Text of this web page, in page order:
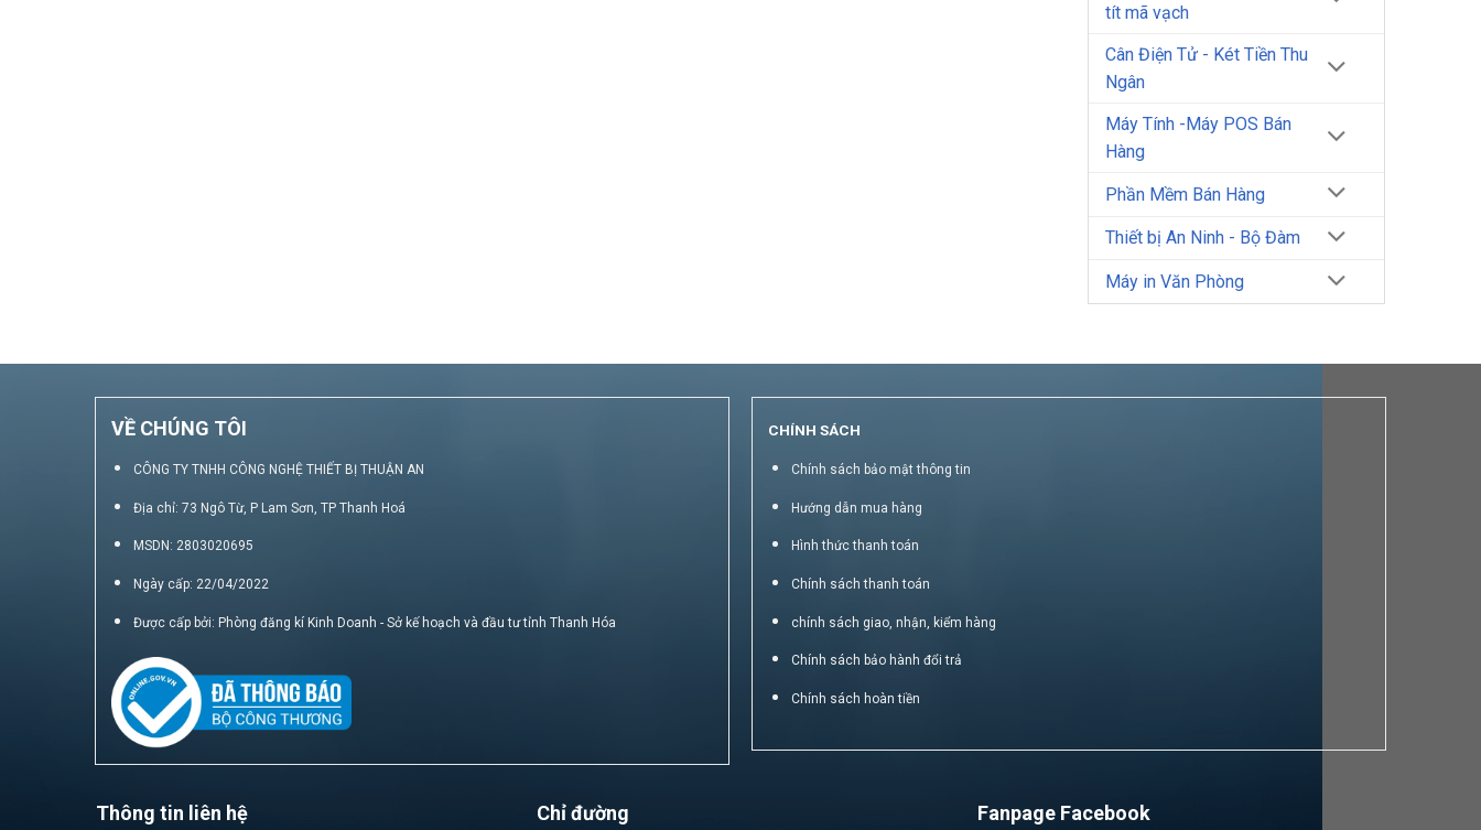
tít mã vạch
Cân Điện Tử - Két Tiền Thu
Ngân
Máy Tính -Máy POS Bán
Hàng
Phần Mềm Bán Hàng
Thiết bị An Ninh - Bộ Đàm
Máy in Văn Phòng
VỀ CHÚNG TÔI
CÔNG TY TNHH CÔNG NGHỆ THIẾT BỊ THUẬN AN
Địa chỉ: 73 Ngô Từ, P Lam Sơn, TP Thanh Hoá
MSDN: 2803020695
Ngày cấp: 22/04/2022
Được cấp bởi: Phòng đăng kí Kinh Doanh - Sở kế hoạch và đầu tư tỉnh Thanh Hóa
CHÍNH SÁCH
Chính sách bảo mật thông tin
Hướng dẫn mua hàng
Hình thức thanh toán
Chính sách thanh toán
chính sách giao, nhận, kiểm hàng
Chính sách bảo hành đổi trả
Chính sách hoàn tiền
Thông tin liên hệ Chỉ đường Fanpage Facebook